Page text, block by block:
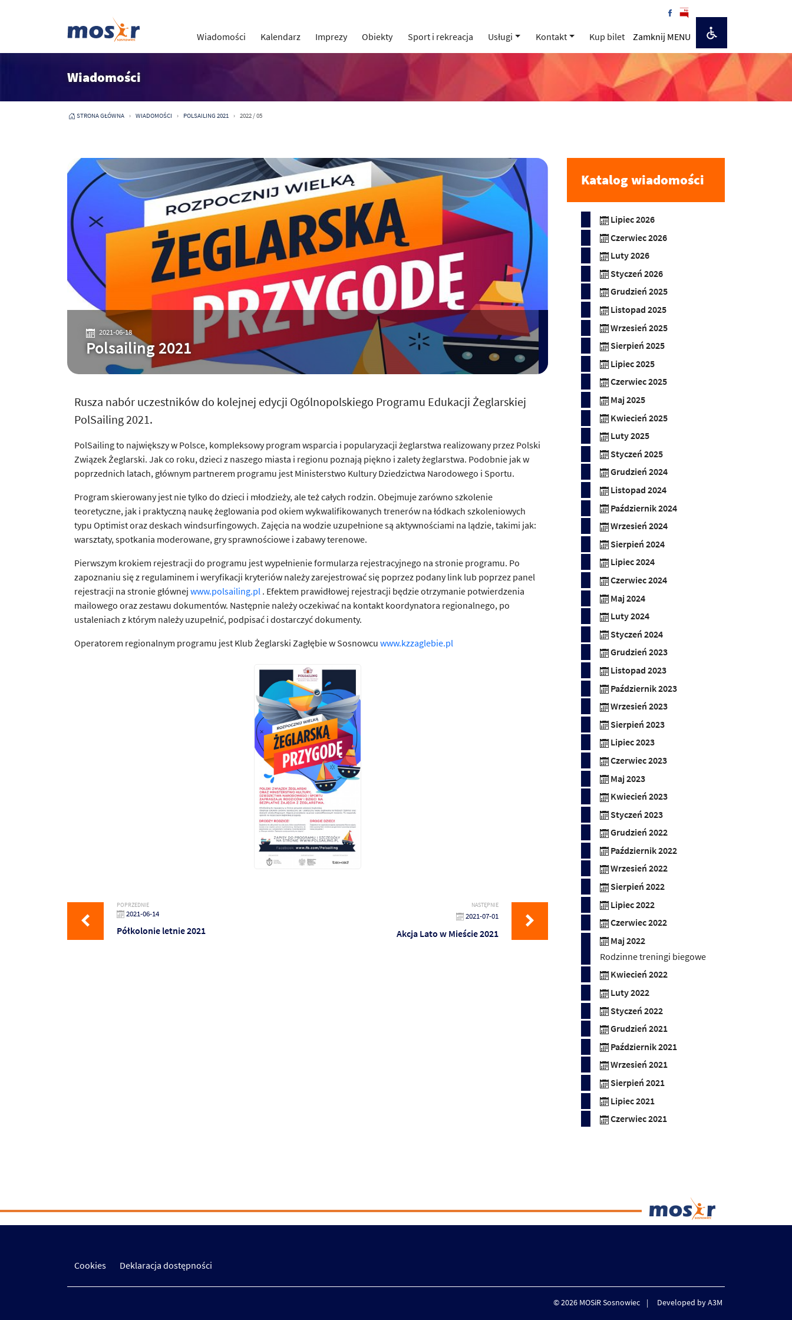
Wiadomości Kalendarz Imprezy Obiekty Sport i rekreacja Usługi Kontakt Kup bilet Zamknij MENU
Wiadomości
STRONA GŁÓWNA WIADOMOŚCI POLSAILING 2021 2022 / 05
2021-06-18
Polsailing 2021
Rusza nabór uczestników do kolejnej edycji Ogólnopolskiego Programu Edukacji Żeglarskiej
PolSailing 2021.
PolSailing to największy w Polsce, kompleksowy program wsparcia i popularyzacji żeglarstwa realizowany przez Polski
Związek Żeglarski. Jak co roku, dzieci z naszego miasta i regionu poznają piękno i zalety żeglarstwa. Podobnie jak w
poprzednich latach, głównym partnerem programu jest Ministerstwo Kultury Dziedzictwa Narodowego i Sportu.
Program skierowany jest nie tylko do dzieci i młodzieży, ale też całych rodzin. Obejmuje zarówno szkolenie
teoretyczne, jak i praktyczną naukę żeglowania pod okiem wykwalifikowanych trenerów na łódkach szkoleniowych
typu Optimist oraz deskach windsurfingowych. Zajęcia na wodzie uzupełnione są aktywnościami na lądzie, takimi jak:
warsztaty, spotkania moderowane, gry sprawnościowe i zabawy terenowe.
Pierwszym krokiem rejestracji do programu jest wypełnienie formularza rejestracyjnego na stronie programu. Po
zapoznaniu się z regulaminem i weryfikacji kryteriów należy zarejestrować się poprzez podany link lub poprzez panel
rejestracji na stronie głównej www.polsailing.pl . Efektem prawidłowej rejestracji będzie otrzymanie potwierdzenia
mailowego oraz zestawu dokumentów. Następnie należy oczekiwać na kontakt koordynatora regionalnego, po
ustaleniach z którym należy uzupełnić, podpisać i dostarczyć dokumenty.
Operatorem regionalnym programu jest Klub Żeglarski Zagłębie w Sosnowcu www.kzzaglebie.pl
POPRZEDNIE
2021-06-14
Półkolonie letnie 2021
NASTĘPNIE
2021-07-01
Akcja Lato w Mieście 2021
Katalog wiadomości
Lipiec 2026
Czerwiec 2026
Luty 2026
Styczeń 2026
Grudzień 2025
Listopad 2025
Wrzesień 2025
Sierpień 2025
Lipiec 2025
Czerwiec 2025
Maj 2025
Kwiecień 2025
Luty 2025
Styczeń 2025
Grudzień 2024
Listopad 2024
Październik 2024
Wrzesień 2024
Sierpień 2024
Lipiec 2024
Czerwiec 2024
Maj 2024
Luty 2024
Styczeń 2024
Grudzień 2023
Listopad 2023
Październik 2023
Wrzesień 2023
Sierpień 2023
Lipiec 2023
Czerwiec 2023
Maj 2023
Kwiecień 2023
Styczeń 2023
Grudzień 2022
Październik 2022
Wrzesień 2022
Sierpień 2022
Lipiec 2022
Czerwiec 2022
Maj 2022
Rodzinne treningi biegowe
Kwiecień 2022
Luty 2022
Styczeń 2022
Grudzień 2021
Październik 2021
Wrzesień 2021
Sierpień 2021
Lipiec 2021
Czerwiec 2021
Cookies Deklaracja dostępności
© 2026 MOSiR Sosnowiec Developed by A3M